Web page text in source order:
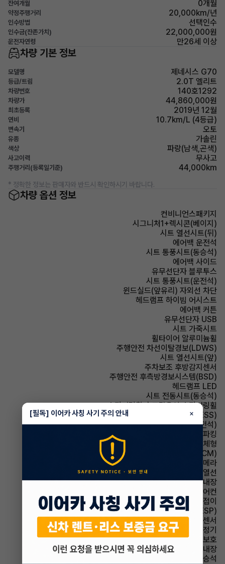
잔여개월 0개월
약정주행거리 20,000km/년
인수방법 선택인수
인수금(잔존가치) 22,000,000원
운전자연령 만26세 이상
차량 기본 정보
모델명 제네시스 G70
등급/트림 2.0T 엘리트
차량번호 140호1292
차량가 44,860,000원
최초등록 2019년 12월
연비 10.7km/L (4등급)
변속기 오토
유종 가솔린
색상 파랑(남색,곤색)
사고이력 무사고
주행거리(등록일기준) 44,000km
* 정확한 정보는 판매자와 반드시 확인하시기 바랍니다.
차량 옵션 정보
컨비니언스패키지
시그니처1+렉시콘(베이지)
시트 열선시트(뒤)
에어백 운전석
시트 통풍시트(동승석)
에어백 사이드
유무선단자 블루투스
시트 통풍시트(운전석)
윈드실드(앞유리) 자외선 차단
헤드램프 하이빔 어시스트
에어백 커튼
유무선단자 USB
시트 가죽시트
휠타이어 알루미늄휠
주행안전 차선이탈경보(LDWS)
시트 열선시트(앞)
주차보조 후방감지센서
주행안전 후측방경보시스템(BSD)
헤드램프 LED
시트 전동시트(동승석)
스티어링휠 속도감응식 스티어링휠
주행안전 급제동경보시스템(ESS)
시트 전동시트(운전석)
파킹 전자식 파킹
사이드미러 방향지시등 일체형
룸미러 전자식 룸미러(ECM)
주차보조 후방카메라
사이드미러 열선
룸미러 하이패스 내장
에어컨 풀오토에어컨
사이드미러 전동접이
주행안전 차체자세제어장치(VDC,ESC,ESP)
주차보조 전방감지센서
에어컨 공기청정기
에어백 무릎보호
스티어링휠 열선내장
에어백 동승석
[필독] 이어카 사칭 사기 주의 안내 ×